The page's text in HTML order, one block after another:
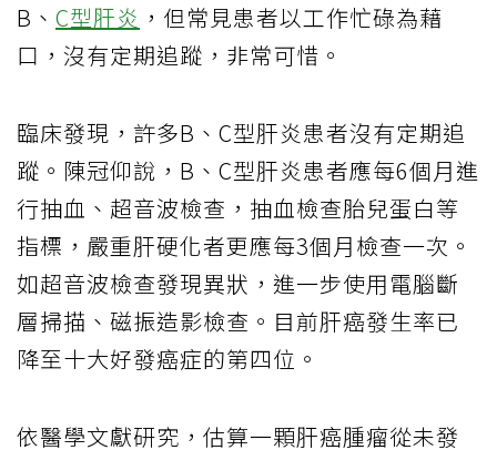
B、 C型肝炎 ，但常見患者以工作忙碌為藉
口，沒有定期追蹤，非常可惜。
臨床發現，許多B、C型肝炎患者沒有定期追
蹤。陳冠仰說，B、C型肝炎患者應每6個月進
行抽血、超音波檢查，抽血檢查胎兒蛋白等
指標，嚴重肝硬化者更應每3個月檢查一次。
如超音波檢查發現異狀，進一步使用電腦斷
層掃描、磁振造影檢查。目前肝癌發生率已
降至十大好發癌症的第四位。
依醫學文獻研究，估算一顆肝癌腫瘤從未發